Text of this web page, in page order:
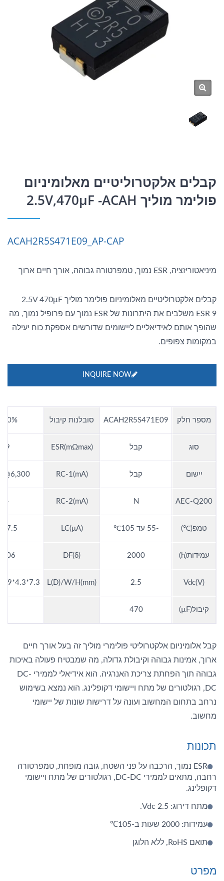
קבלים אלקטרוליטיים מאלומיניום
פולימר מוליך 2.5V,470μF -ACAH
ACAH2R5S471E09_AP-CAP
מיניאטוריזציה, ESR נמוך, טמפרטורה גבוהה, אורך חיים ארוך
קבלים אלקטרוליטיים מאלומיניום פולימר מוליך 2.5V 470μF
ESR 9 משלבים את היתרונות של ESR נמוך עם פרופיל נמוך, מה
שהופך אותם לאידיאליים ליישומים שדורשים אספקת כוח יעילה
במקומות צפופים.
INQUIRE NOW
מספר חלק ACAH2R5S471E09 סובלנות קיבול
סוג קבל ESR(mΩmax)
9
יישום קבל RC-1(mA)
6,300@105C
AEC-Q200
N
RC-2(mA)
-
טמפ(℃) -55 עד 105℃ LC(μA)
עמידות(h) 2000
DF(δ)
0.06
Vdc(V)
2.5
L(D)/W/H(mm)
7.3*4.3*1.9(+/-0.3)
קיבול(µF) 470
קבל אלומיניום אלקטרוליטי פולימרי מוליך זה בעל אורך חיים
ארוך, אמינות גבוהה וקיבולת גדולה, מה שמבטיח פעולה באיכות
גבוהה תוך הפחתת צריכת האנרגיה. הוא אידיאלי לממירי DC-
DC, רגולטורים של מתח ויישומי דקופלינג. הוא נמצא בשימוש
נרחב בתחום המחשוב ועונה על דרישות שונות של יישומי
מחשוב.
תכונות
ESR נמוך, הרכבה על פני השטח, גובה מופחת, טמפרטורה
רחבה, מתאים לממירי DC-DC, רגולטורים של מתח ויישומי
דקופלינג.
מתח דירוג: 2.5 Vdc.
עמידות: 2000 שעות ב-105℃
תואם RoHS, ללא הלוגן
מפרט